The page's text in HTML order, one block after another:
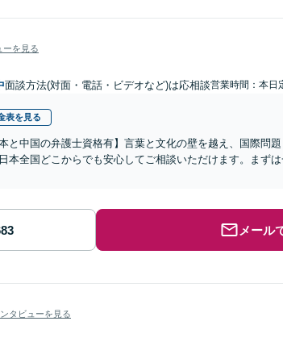
ーを見る
面談方法(対面・電話・ビデオなど)は応相談営業時間：本日
表を見る
と中国の弁護士資格有】言葉と文化の壁を越え、国際問
本全国どこからでも安心してご相談いただけます。まず
メール
タビューを見る